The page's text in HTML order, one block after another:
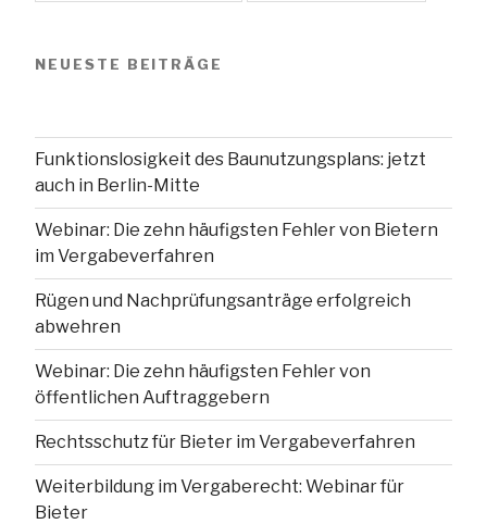
NEUESTE BEITRÄGE
Funktionslosigkeit des Baunutzungsplans: jetzt
auch in Berlin-Mitte
Webinar: Die zehn häufigsten Fehler von Bietern
im Vergabeverfahren
Rügen und Nachprüfungsanträge erfolgreich
abwehren
Webinar: Die zehn häufigsten Fehler von
öffentlichen Auftraggebern
Rechtsschutz für Bieter im Vergabeverfahren
Weiterbildung im Vergaberecht: Webinar für
Bieter